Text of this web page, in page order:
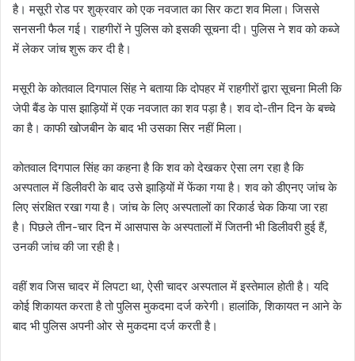
है। मसूरी रोड पर शुक्रवार को एक नवजात का सिर कटा शव मिला। जिससे
सनसनी फैल गई। राहगीरों ने पुलिस को इसकी सूचना दी। पुलिस ने शव को कब्जे
में लेकर जांच शुरू कर दी है।
मसूरी के कोतवाल दिगपाल सिंह ने बताया कि दोपहर में राहगीरों द्वारा सूचना मिली कि
जेपी बैंड के पास झाड़ियों में एक नवजात का शव पड़ा है। शव दो-तीन दिन के बच्चे
का है। काफी खोजबीन के बाद भी उसका सिर नहीं मिला।
कोतवाल दिगपाल सिंह का कहना है कि शव को देखकर ऐसा लग रहा है कि
अस्पताल में डिलीवरी के बाद उसे झाड़ियों में फेंका गया है। शव को डीएनए जांच के
लिए संरक्षित रखा गया है। जांच के लिए अस्पतालों का रिकार्ड चेक किया जा रहा
है। पिछले तीन-चार दिन में आसपास के अस्‍पतालों में जितनी भी डिलीवरी हुई हैं,
उनकी जांच की जा रही है।
वहीं शव जिस चादर में लिपटा था, ऐसी चादर अस्पताल में इस्तेमाल होती है। यदि
कोई शिकायत करता है तो पुलिस मुकदमा दर्ज करेगी। हालांकि, शिकायत न आने के
बाद भी पुलिस अपनी ओर से मुकदमा दर्ज करती है।